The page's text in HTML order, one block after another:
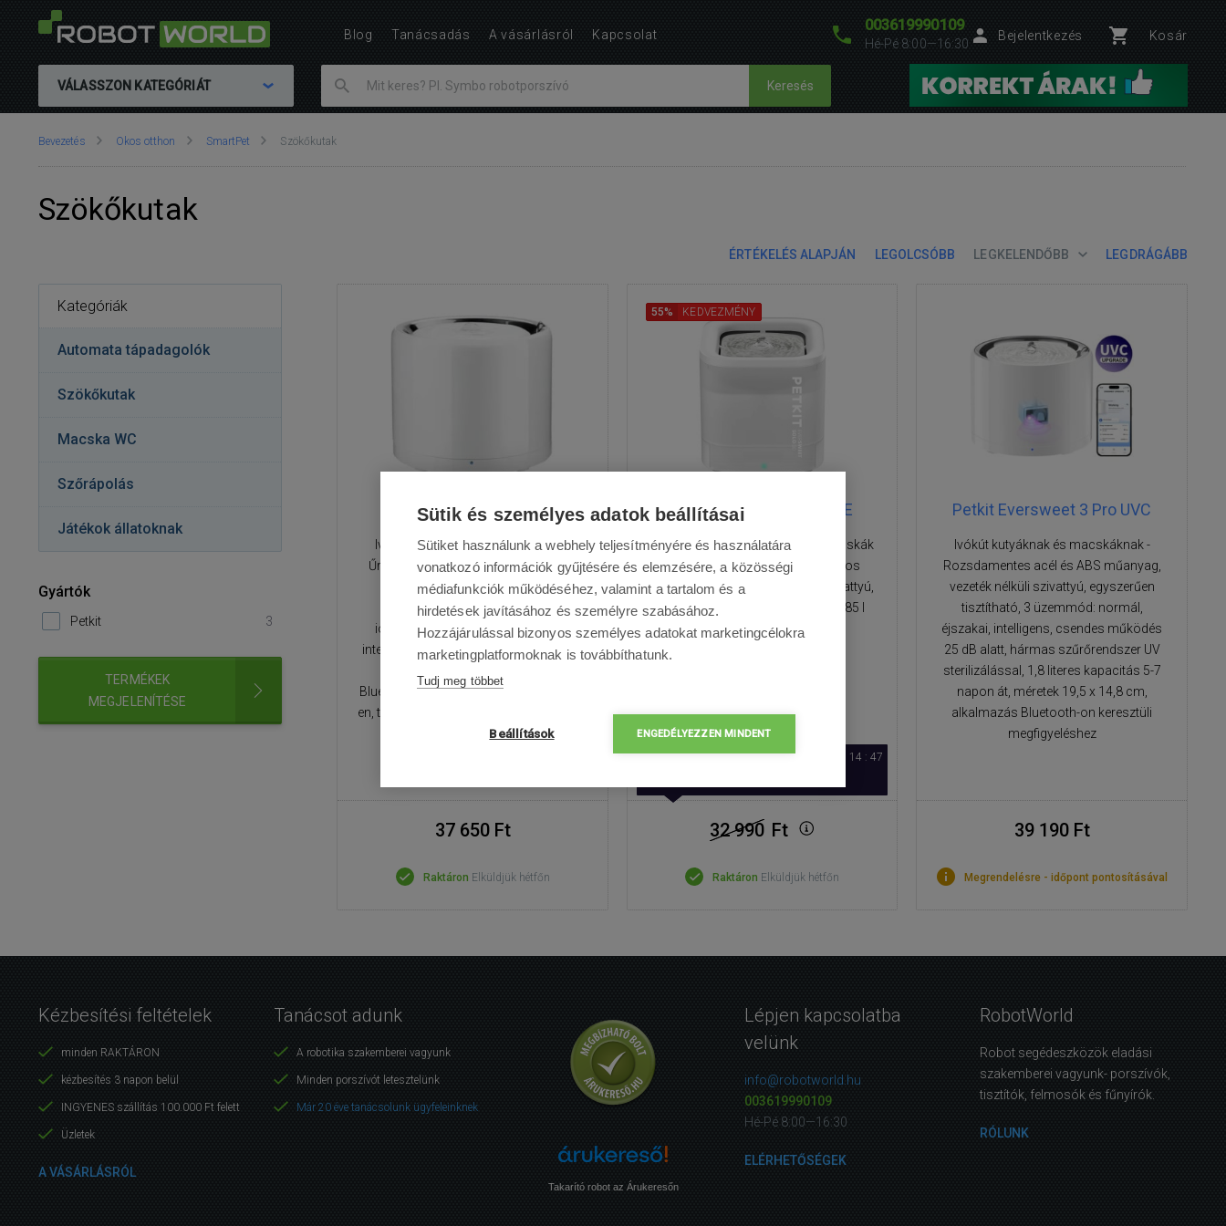
003619990109
Hé-Pé 8:00—16:30
Bejelentkezés Kosár
VÁLASSZON KATEGÓRIÁT Keresés
Ön
Bevezetés Okos otthon SmartPet Szökőkutak
Szökőkutak
ÉRTÉKELÉS ALAPJÁN LEGOLCSÓBB LEGKELENDŐBB LEGDRÁGÁBB
Petkit Eversweet 3 Pro
Ivókút kutyáknak és macskáknak -
Űrtartalom 1,8 l; méretei 19,5 x 19,5 x
14,8 cm; súly 1,28 kg, többrétegű
szűrőrendszer aktív szénnel és
ioncserélő gyantával, 3 üzemmód:
intelligens, normál és éjszakai, vezérlés
Bluetooth-on, csendes működés 35 dB-
en, tápellátás USB kábelen keresztül, 304
rozsdamentes acél belső rész
37 650 Ft
Raktáron Elküldjük hétfőn
Petkit Eversweet Solo SE
Szökőkút - Kistestű kutyák és macskák
számára alkalmas, Háromszoros
szűrőrendszer, Ultra-csendes szivattyú,
Könnyű tisztítás, Vízkapacitás 1,85 l
55% KEDVEZMÉNY
Akciós ár 20 : 14 : 46
32 990 Ft
Raktáron Elküldjük hétfőn
Petkit Eversweet 3 Pro UVC
Ivókút kutyáknak és macskáknak -
Rozsdamentes acél és ABS műanyag,
vezeték nélküli szivattyú, egyszerűen
tisztítható, 3 üzemmód: normál,
éjszakai, intelligens, csendes működés
25 dB alatt, hármas szűrőrendszer UV
sterilizálással, 1,8 literes kapacitás 5-7
napon át, méretek 19,5 x 14,8 cm,
alkalmazás Bluetooth-on keresztüli
megfigyeléshez
39 190 Ft
Megrendelésre - időpont pontosításával
Kategóriák
Automata tápadagolók
Szökőkutak
Macska WC
Szőrápolás
Játékok állatoknak
Gyártók
Petkit 3
TERMÉKEK
MEGJELENÍTÉSE
Blog Tanácsadás A vásárlásról Kapcsolat
Kézbesítési feltételek
minden RAKTÁRON
kézbesítés 3 napon belül
INGYENES szállítás 100.000 Ft felett
Üzletek
A VÁSÁRLÁSRÓL
Tanácsot adunk
A robotika szakemberei vagyunk
Minden porszívót letesztelünk
Már 20 éve tanácsolunk ügyfeleinknek
Takarító robot az Árukeresőn
Lépjen kapcsolatba
velünk
info@robotworld.hu
003619990109
Hé-Pé 8:00—16:30
ELÉRHETŐSÉGEK
RobotWorld
Robot segédeszközök eladási
szakemberei vagyunk- porszívók,
tisztítók, felmosók és fűnyírók.
RÓLUNK
Sütik és személyes adatok beállításai
Sütiket használunk a webhely teljesítményére és használatára
vonatkozó információk gyűjtésére és elemzésére, a közösségi
médiafunkciók működéséhez, valamint a tartalom és a
hirdetések javításához és személyre szabásához.
Hozzájárulással bizonyos személyes adatokat marketingcélokra
marketingplatformoknak is továbbíthatunk.
Tudj meg többet
Beállítások ENGEDÉLYEZZEN MINDENT